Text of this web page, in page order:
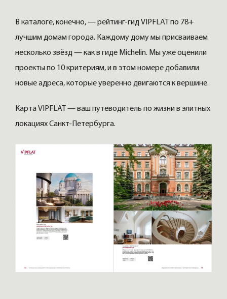
В каталоге, конечно, — рейтинг-гид VIPFLAT по 78+
лучшим домам города. Каждому дому мы присваиваем
несколько звёзд — как в гиде Michelin. Мы уже оценили
проекты по 10 критериям, и в этом номере добавили
новые адреса, которые уверенно двигаются к вершине.
Карта VIPFLAT — ваш путеводитель по жизни в элитных
локациях Санкт-Петербурга.